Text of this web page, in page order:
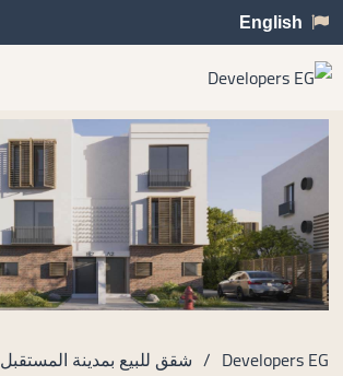
English
Developers EG
/ شقق للبيع بمدينة المستقبل